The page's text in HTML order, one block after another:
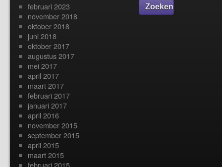
februari 2023
november 2018
oktober 2018
juni 2018
oktober 2017
augustus 2017
mei 2017
april 2017
maart 2017
februari 2017
januari 2017
april 2016
november 2015
september 2015
april 2015
maart 2015
februari 2015